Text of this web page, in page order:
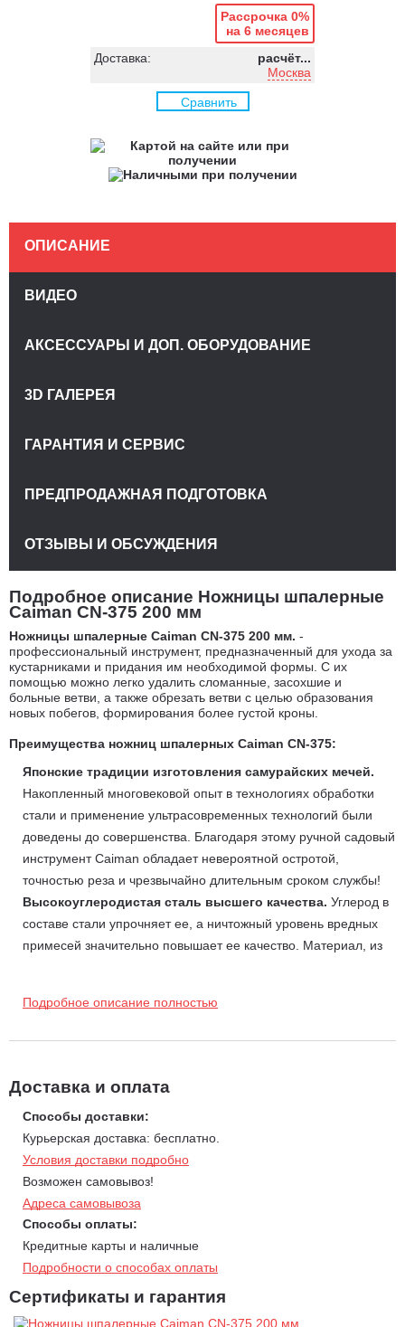
Рассрочка 0%
на 6 месяцев
Доставка:
расчёт...
Москва
Сравнить
Подробное описание Ножницы шпалерные
Caiman CN-375 200 мм
Ножницы шпалерные Caiman CN-375 200 мм. -
профессиональный инструмент, предназначенный для ухода за
кустарниками и придания им необходимой формы. С их
помощью можно легко удалить сломанные, засохшие и
больные ветви, а также обрезать ветви с целью образования
новых побегов, формирования более густой кроны.
Преимущества ножниц шпалерных Caiman CN-375:
Японские традиции изготовления самурайских мечей.
Накопленный многовековой опыт в технологиях обработки
стали и применение ультрасовременных технологий были
доведены до совершенства. Благодаря этому ручной садовый
инструмент Caiman обладает невероятной остротой,
точностью реза и чрезвычайно длительным сроком службы!
Высокоуглеродистая сталь высшего качества. Углерод в
составе стали упрочняет ее, а ничтожный уровень вредных
примесей значительно повышает ее качество. Материал, из
эластичности, отсутствия трещин и деформаций, повышения
коррозионной устойчивости, увеличения срока службы лезвий
до 3 раз.
Хромирование для стойкости к коррозии и защиты от соков
растений.
Химическое никелирование для дополнительной
коррозионной защиты, твердости и износостойкости.
Фторуглеродное покрытие с термическим отверждением для
чистоты поверхности скольжения, повышения стойкости к
агрессивным воздействиям окружающей среды и соков
растений.
Подробное описание полностью
Доставка и оплата
Способы доставки:
Курьерская доставка: бесплатно.
Условия доставки подробно
Возможен самовывоз!
Адреса самовывоза
Способы оплаты:
Кредитные карты и наличные
Подробности о способах оплаты
Сертификаты и гарантия
ОПИСАНИЕ
ВИДЕО
АКСЕССУАРЫ И ДОП. ОБОРУДОВАНИЕ
3D ГАЛЕРЕЯ
ГАРАНТИЯ И СЕРВИС
ПРЕДПРОДАЖНАЯ ПОДГОТОВКА
ОТЗЫВЫ И ОБСУЖДЕНИЯ